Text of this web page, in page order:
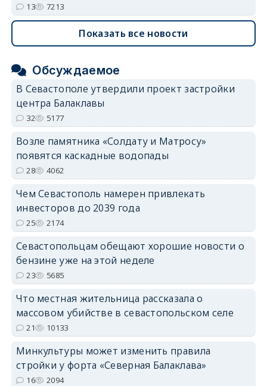
13 7213
Показать все новости
Обсуждаемое
В Севастополе утвердили проект застройки
центра Балаклавы
32 5177
Возле памятника «Солдату и Матросу»
появятся каскадные водопады
28 4062
Чем Севастополь намерен привлекать
инвесторов до 2039 года
25 2174
Севастопольцам обещают хорошие новости о
бензине уже на этой неделе
23 5685
Что местная жительница рассказала о
массовом убийстве в севастопольском селе
21 10133
Минкультуры может изменить правила
стройки у форта «Северная Балаклава»
16 2094